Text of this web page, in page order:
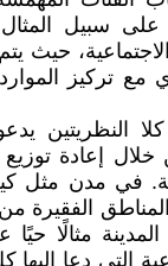
على سبيل
حيث
تركيز
النظريتين
خلال إعادة
في مدن مثل
المناطق
المدينة مثالًا
التي دعا